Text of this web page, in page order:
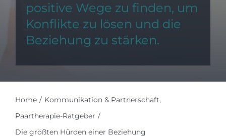
positive Wege zu finden, um
Konflikte zu lösen und die
Beziehung zu stärken.
Home
Kommunikation & Partnerschaft
Paartherapie-Ratgeber
Die größten Hürden einer Beziehung